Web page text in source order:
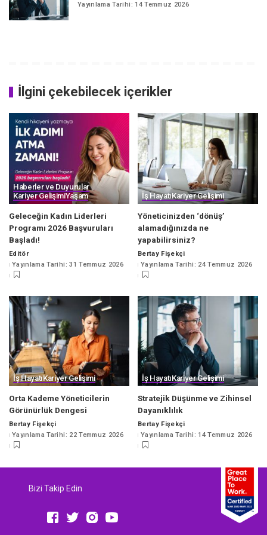
Yayınlama Tarihi: 14 Temmuz 2026
İlgini çekebilecek içerikler
Haberler ve Duyurular
Kariyer GelişimiYaşam
Geleceğin Kadın Liderleri
Programı 2026 Başvuruları
Başladı!
Posted
by
Editör
Yayınlama Tarihi: 31 Temmuz 2026
İş HayatıKariyer Gelişimi
Yöneticinizden ‘dönüş’
alamadığınızda ne
yapabilirsiniz?
Posted
by
Bertay Fişekçi
Yayınlama Tarihi: 24 Temmuz 2026
İş HayatıKariyer Gelişimi
Orta Kademe Yöneticilerin
Görünürlük Dengesi
Posted
by
Bertay Fişekçi
Yayınlama Tarihi: 22 Temmuz 2026
İş HayatıKariyer Gelişimi
Stratejik Düşünme ve Zihinsel
Dayanıklılık
Posted
by
Bertay Fişekçi
Yayınlama Tarihi: 14 Temmuz 2026
Bizi Takip Edin